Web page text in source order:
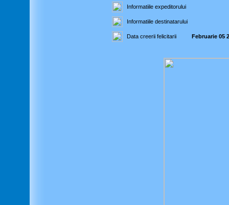
Informatiile expeditorului
Informatiile destinatarului
Data creerii felicitarii Februarie 05